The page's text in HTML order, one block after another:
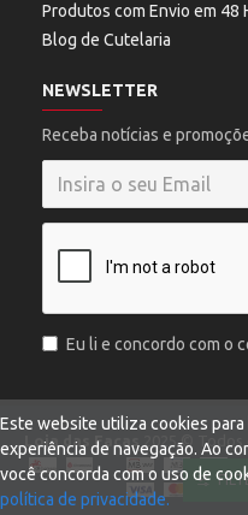
Produtos com Envio em 48
Blog de Cutelaria
NEWSLETTER
Receba notícias e
Eu li e concordo com o
Loja das Facas 2025 ©
Este website utiliza cookies
experiência de navegação. Ao
você concorda com o uso de
política de privacidade.